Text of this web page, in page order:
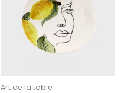
Art de la table